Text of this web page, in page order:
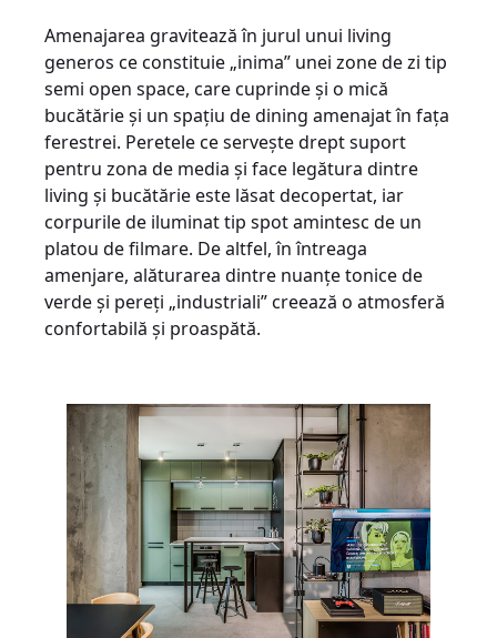
Amenajarea gravitează în jurul unui living
generos ce constituie „inima” unei zone de zi tip
semi open space, care cuprinde și o mică
bucătărie și un spațiu de dining amenajat în fața
ferestrei. Peretele ce servește drept suport
pentru zona de media și face legătura dintre
living și bucătărie este lăsat decopertat, iar
corpurile de iluminat tip spot amintesc de un
platou de filmare. De altfel, în întreaga
amenjare, alăturarea dintre nuanțe tonice de
verde și pereți „industriali” creează o atmosferă
confortabilă și proaspătă.